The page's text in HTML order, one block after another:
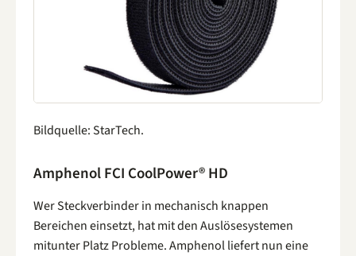
Bildquelle: StarTech.
Amphenol FCI CoolPower® HD
Wer Steckverbinder in mechanisch knappen
Bereichen einsetzt, hat mit den Auslösesystemen
mitunter Platz Probleme. Amphenol liefert nun eine